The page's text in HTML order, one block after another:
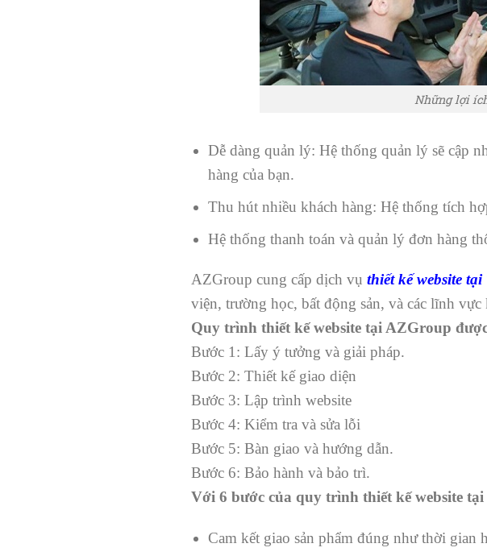
Những lợi
Dễ dàng quản lý: Hệ thống quản lý sẽ cập
hàng của bạn.
Thu hút nhiều khách hàng: Hệ thống tích
Hệ thống thanh toán và quản lý đơn hàng
AZGroup cung cấp dịch vụ thiết kế website
viện, trường học, bất động sản, và các lĩnh vực
Quy trình thiết kế website tại AZGroup
Bước 1: Lấy ý tưởng và giải pháp.
Bước 2: Thiết kế giao diện
Bước 3: Lập trình website
Bước 4: Kiểm tra và sửa lỗi
Bước 5: Bàn giao và hướng dẫn.
Bước 6: Bảo hành và bảo trì.
Với 6 bước của quy trình thiết kế website
Cam kết giao sản phẩm đúng như thời gian